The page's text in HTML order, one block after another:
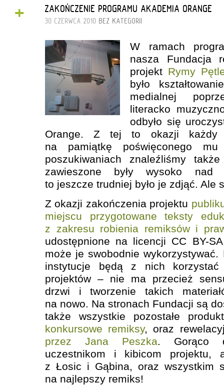
+ ZAKOŃCZENIE PROGRAMU AKADEMIA ORANGE
30 CZERWCA 2010 BEZ KATEGORII
W ramach
nasza Fundacja
projekt Rymy
było
medialnej
literacko
odbyło się
Orange. Z tej to okazji każdy
na pamiątkę poświęconego mu
poszukiwaniach znaleźliśmy
zawieszone były wysoko nad
to jeszcze trudniej było je zdjąć. Ale
Z okazji zakończenia projektu
miejscu przygotowane teksty
z zakresu robienia remiksów i
udostępnione na licencji CC BY-
może je swobodnie
instytucje będą z nich
projektów – nie ma przecież
drzwi i tworzenie takich
na nowo. Na stronach Fundacji są
także wszystkie pozostałe
konkursowe remiksy, oraz
przez Jana Peszka. Gorąco
uczestnikom i kibicom projektu,
z Łosic i Gąbina, oraz wszystkim
na najlepszy remiks!